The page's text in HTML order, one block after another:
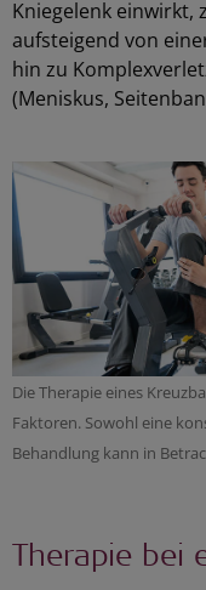
Kniegelenk einwirkt,
aufsteigend von
hin zu
(Meniskus,
Die Therapie eines
Faktoren. Sowohl eine
Behandlung kann in
Therapie bei